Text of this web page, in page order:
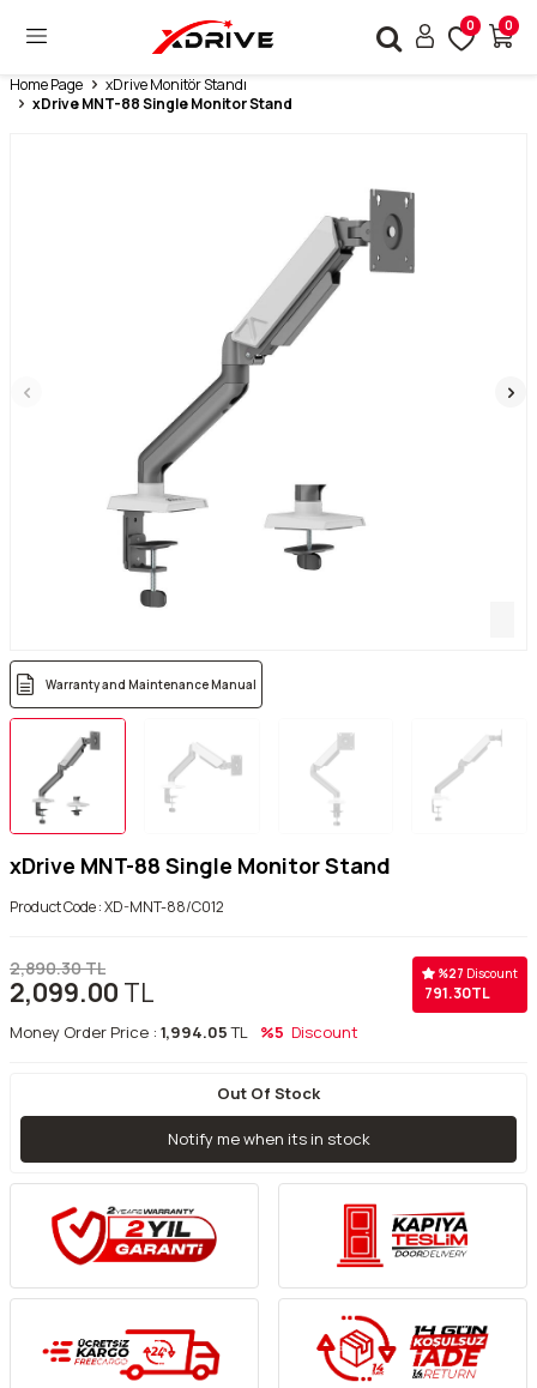
0 0
Home Page
xDrive Monitör Standı
xDrive MNT-88 Single Monitor Stand
Warranty and Maintenance Manual
xDrive MNT-88 Single Monitor Stand
Product Code :XD-MNT-88/C012
2,890.30TL
2,099.00 TL
%27 Discount
791.30TL
Money Order Price : 1,994.05TL %5 Discount
Out Of Stock
Notify me when its in stock